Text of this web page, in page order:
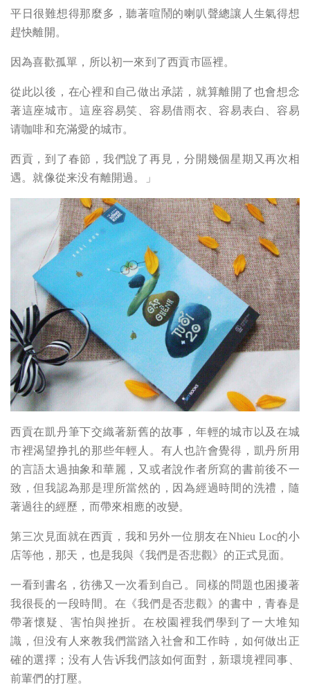
平日很難想得那麼多，聽著喧鬧的喇叭聲總讓人生氣得想
趕快離開。
因為喜歡孤單，所以初一來到了西貢市區裡。
從此以後，在心裡和自己做出承諾，就算離開了也會想念
著這座城市。這座容易笑、容易借雨衣、容易表白、容易
请咖啡和充滿愛的城市。
西貢，到了春節，我們說了再見，分開幾個星期又再次相
遇。就像從来没有離開過。」
西貢在凱丹筆下交織著新舊的故事，年輕的城市以及在城
市裡渴望挣扎的那些年輕人。有人也許會覺得，凱丹所用
的言語太過抽象和華麗，又或者說作者所寫的書前後不一
致，但我認為那是理所當然的，因為經過時間的洗禮，隨
著過往的經歷，而帶來相應的改變。
第三次見面就在西貢，我和另外一位朋友在Nhieu Loc的小
店等他，那天，也是我與《我們是否悲觀》的正式見面。
一看到書名，彷彿又一次看到自己。同樣的問題也困擾著
我很長的一段時間。在《我們是否悲觀》的書中，青春是
帶著懷疑、害怕與挫折。在校園裡我們學到了一大堆知
識，但没有人來教我們當踏入社會和工作時，如何做出正
確的選擇；没有人告诉我們該如何面對，新環境裡同事、
前輩們的打壓。